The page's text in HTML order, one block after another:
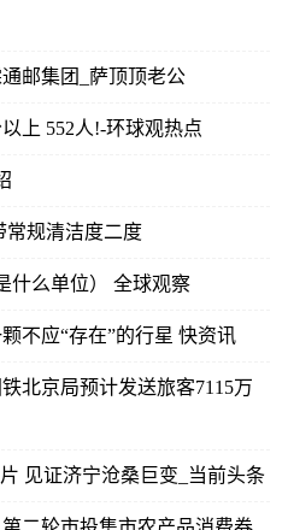
邮集团_萨顶顶老公
上 552人!-环球观热点
规清洁度二度
什么单位） 全球观察
不应“存在”的行星 快资讯
北京局预计发送旅客7115万
见证济宁沧桑巨变_当前头条